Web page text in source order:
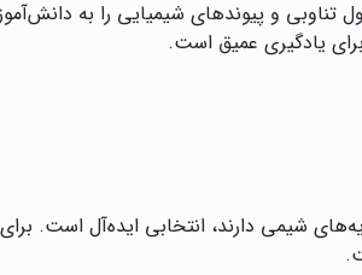
تناوبی و پیوندهای شیمیایی را به
یادگیری عمیق است.
شیمی دارند، انتخابی ایده‌آل است.